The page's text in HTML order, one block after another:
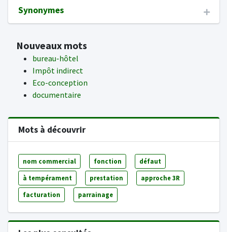
Synonymes
Nouveaux mots
bureau-hôtel
Impôt indirect
Eco-conception
documentaire
Mots à découvrir
nom commercial fonction défaut
à tempérament prestation approche 3R
facturation parrainage